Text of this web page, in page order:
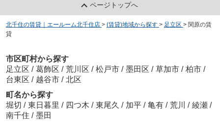
ページトップへ
北千住の賃貸｜エールーム北千住店 > (賃貸)地域から探す > 足立区 > 関原の賃
貸
市区町村から探す
足立区 / 葛飾区 / 荒川区 / 松戸市 / 墨田区 / 草加市 / 柏市 /
台東区 / 越谷市 / 北区
町名から探す
堀切 / 東日暮里 / 四つ木 / 東尾久 / 加平 / 亀有 / 荒川 / 綾瀬 /
南千住 / 墨田